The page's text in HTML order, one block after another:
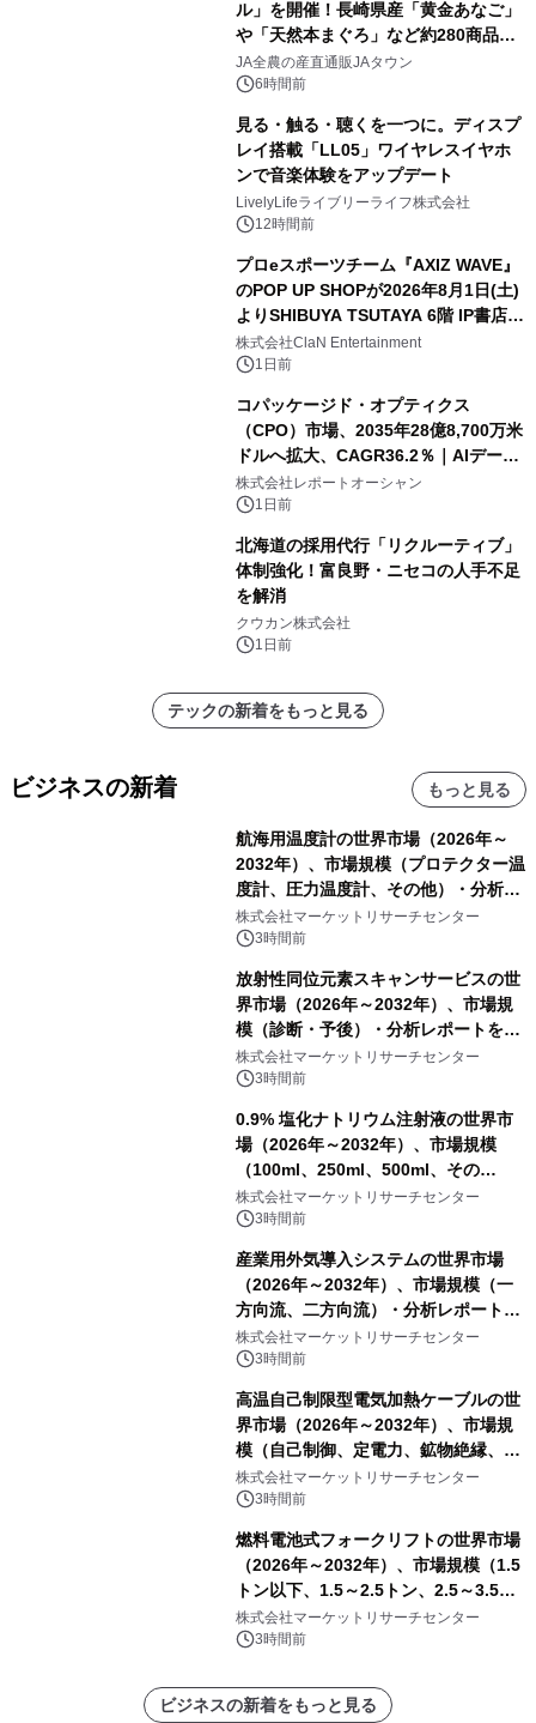
ル」を開催！長崎県産「黄金あなご」
や「天然本まぐろ」など約280商品を
販売！～毎月１０日の定例企画～
JA全農の産直通販JAタウン
6時間前
見る・触る・聴くを一つに。ディスプ
レイ搭載「LL05」ワイヤレスイヤホ
ンで音楽体験をアップデート
LivelyLifeライブリーライフ株式会社
12時間前
プロeスポーツチーム『AXIZ WAVE』
のPOP UP SHOPが2026年8月1日(土)
よりSHIBUYA TSUTAYA 6階 IP書店で
開催決定！！
株式会社ClaN Entertainment
1日前
コパッケージド・オプティクス
（CPO）市場、2035年28億8,700万米
ドルへ拡大、CAGR36.2％｜AIデータ
センター・高速光通信需要が成長を加
速
株式会社レポートオーシャン
1日前
北海道の採用代行「リクルーティブ」
体制強化！富良野・ニセコの人手不足
を解消
クウカン株式会社
1日前
テックの新着をもっと見る
ビジネスの新着 もっと見る
航海用温度計の世界市場（2026年～
2032年）、市場規模（プロテクター温
度計、圧力温度計、その他）・分析レ
ポートを発表
株式会社マーケットリサーチセンター
3時間前
放射性同位元素スキャンサービスの世
界市場（2026年～2032年）、市場規
模（診断・予後）・分析レポートを発
表
株式会社マーケットリサーチセンター
3時間前
0.9% 塩化ナトリウム注射液の世界市
場（2026年～2032年）、市場規模
（100ml、250ml、500ml、その
他）・分析レポートを発表
株式会社マーケットリサーチセンター
3時間前
産業用外気導入システムの世界市場
（2026年～2032年）、市場規模（一
方向流、二方向流）・分析レポートを
発表
株式会社マーケットリサーチセンター
3時間前
高温自己制限型電気加熱ケーブルの世
界市場（2026年～2032年）、市場規
模（自己制御、定電力、鉱物絶縁、表
皮効果）・分析レポートを発表
株式会社マーケットリサーチセンター
3時間前
燃料電池式フォークリフトの世界市場
（2026年～2032年）、市場規模（1.5
トン以下、1.5～2.5トン、2.5～3.5ト
ン、3.5～5.0トン、その他）・分析レ
ポートを発表
株式会社マーケットリサーチセンター
3時間前
ビジネスの新着をもっと見る